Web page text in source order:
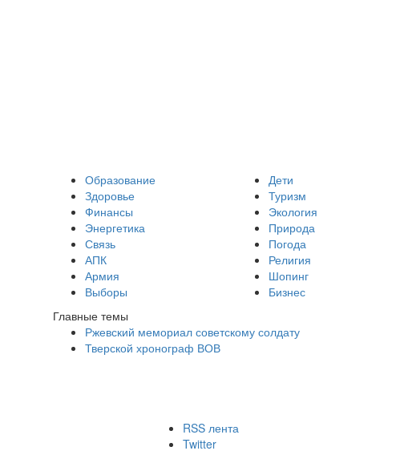
Образование
Здоровье
Финансы
Энергетика
Связь
АПК
Армия
Выборы
Дети
Туризм
Экология
Природа
Погода
Религия
Шопинг
Бизнес
Главные темы
Ржевский мемориал советскому солдату
Тверской хронограф ВОВ
RSS лента
Twitter